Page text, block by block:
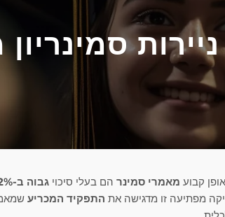
קבוע מאמרי סמינר הם בעלי סיכויגבוה ב-62%
מפתיעה זו מדגישה את התפקיד המכריע